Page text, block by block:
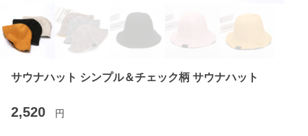
サウナハット シンプル＆チェック柄 サウナハット
2,520 円